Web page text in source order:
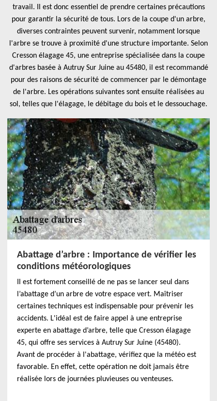
travail. Il est donc essentiel de prendre certaines précautions
pour garantir la sécurité de tous. Lors de la coupe d'un arbre,
diverses contraintes peuvent survenir, notamment lorsque
l'arbre se trouve à proximité d'une structure importante. Selon
Cresson élagage 45, une entreprise spécialisée dans la coupe
d'arbres basée à Autruy Sur Juine au 45480, il est recommandé
pour des raisons de sécurité de commencer par le démontage
de l'arbre. Les opérations suivantes sont ensuite réalisées au
sol, telles que l'élagage, le débitage du bois et le dessouchage.
Abattage d’arbre : Importance de vérifier les
conditions météorologiques
Il est fortement conseillé de ne pas se lancer seul dans
l’abattage d’un arbre de votre espace vert. Maîtriser
certaines techniques est indispensable pour prévenir les
accidents. L'idéal est de faire appel à une entreprise
experte en abattage d’arbre, telle que Cresson élagage
45, qui offre ses services à Autruy Sur Juine (45480).
Avant de procéder à l'abattage, vérifiez que la météo est
favorable. En effet, cette opération ne doit jamais être
réalisée lors de journées pluvieuses ou venteuses.